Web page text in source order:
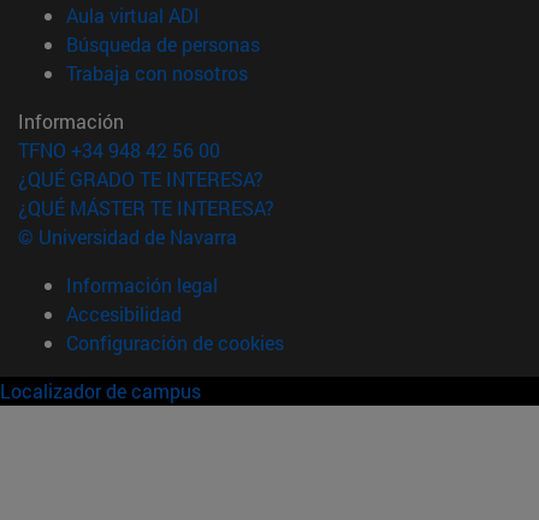
Aula virtual ADI
Búsqueda de personas(abre en nueva ventana)
Trabaja con nosotros(abre en nueva ventana)
Información
TFNO +34 948 42 56 00
¿QUÉ GRADO TE INTERESA?
¿QUÉ MÁSTER TE INTERESA?
© Universidad de Navarra
Información legal
Accesibilidad
Configuración de cookies
Localizador de campus